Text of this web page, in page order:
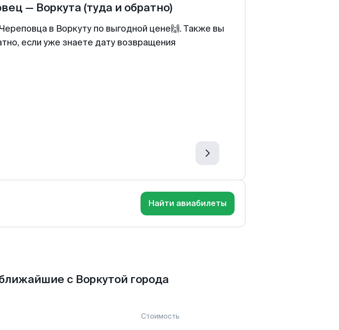
— Воркута (туда и обратно)
в Воркуту по выгодной цене🙌. Также вы
если уже знаете дату возвращения
Найти авиабилеты
с Воркутой города
Стоимость